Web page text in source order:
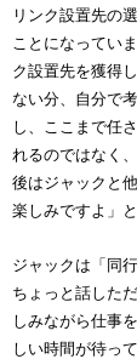
リンク設置先の
ことになってい
ク設置先を獲得
ない分、自分で
し、ここまで任
れるのではなく
後はジャックと
楽しみですよ」
ジャックは「同
ちょっと話した
しみながら仕事
しい時間が待っ